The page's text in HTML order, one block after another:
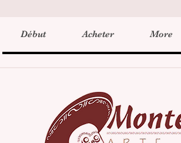
Début Acheter More